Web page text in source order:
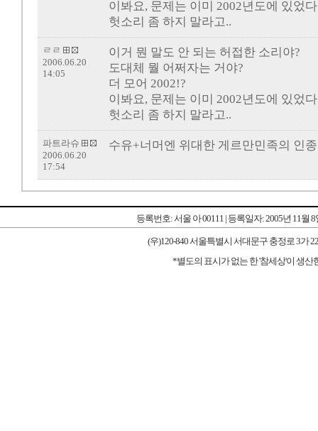
이봐요, 문제는 이미 2002년도에 있었
헛소리 좀 하지 말라고..
이거 뭔 말도 안 되는 허접한 소리야?
도대체 뭘 어쩌자는 거야?
더 모어 2002!?
이봐요, 문제는 이미 2002년도에 있었
헛소리 좀 하지 말라고..
ㄹㄹ
2006.06.20
14:05
수유+너머엔 위대한 게르만민족의 인
파트라슈
2006.06.20
17:54
등록번호: 서울 아 00111 | 등록일자: 2005년 11월
(우)120-840 서울특별시 서대문구 충정로 3가
*별도의 표시가 없는 한 '참세상'이 생산